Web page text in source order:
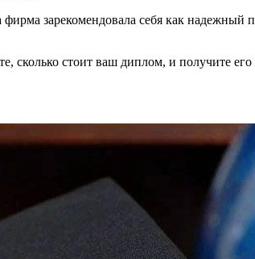
зарекомендовала себя как надежный
сколько стоит ваш диплом, и получите